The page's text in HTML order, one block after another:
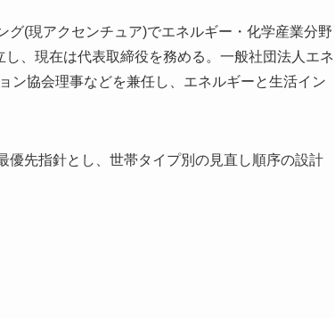
(現アクセンチュア)でエネルギー・化学産業分野
、現在は代表取締役を務める。一般社団法人エネ
ン協会理事などを兼任し、エネルギーと生活イン
先指針とし、世帯タイプ別の見直し順序の設計